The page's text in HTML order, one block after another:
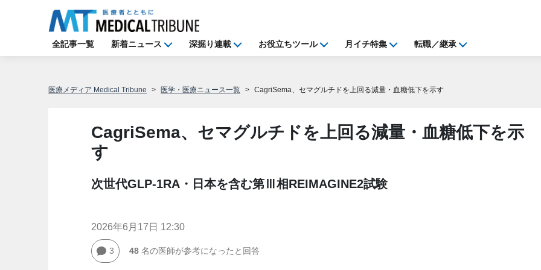
全記事一覧 新着ニュース 深掘り連載 お役立ちツール 月イチ特集 転職／継承
医療メディア Medical Tribune 医学・医療ニュース一覧 CagriSema、セマグルチドを上回る減量・血糖低下を示す
CagriSema、セマグルチドを上回る減量・血糖低下を示
す
次世代GLP-1RA・日本を含む第Ⅲ相REIMAGINE2試験
2026年6月17日 12:30
3 48名の医師が参考になったと回答